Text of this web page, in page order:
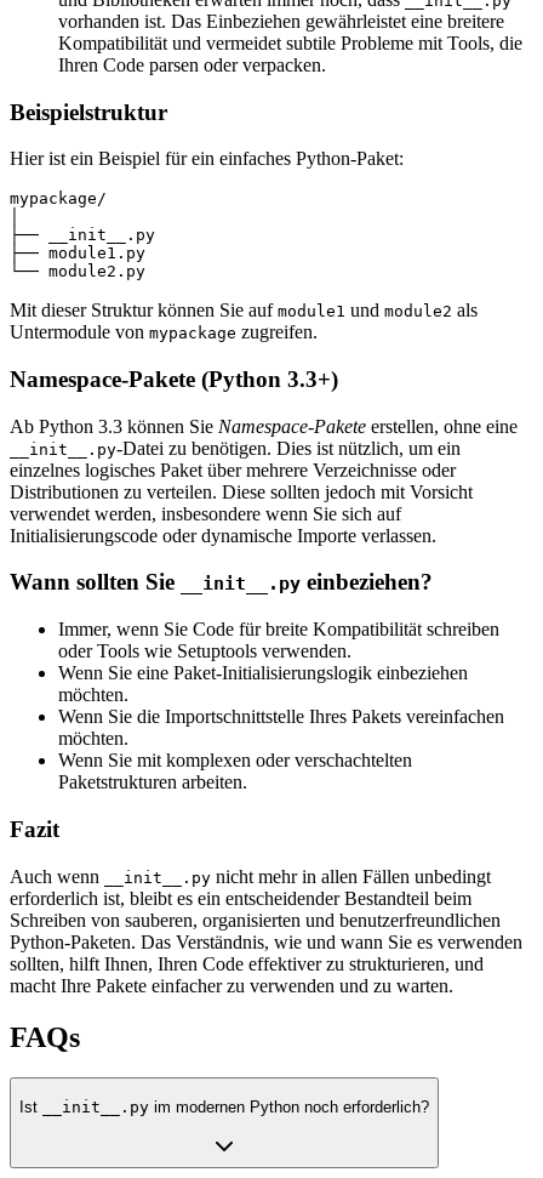
vorhanden ist. Das Einbeziehen gewährleistet eine breitere
Kompatibilität und vermeidet subtile Probleme mit Tools, die
Ihren Code parsen oder verpacken.
Beispielstruktur
Hier ist ein Beispiel für ein einfaches Python-Paket:
mypackage/
├── __init__.py
├── module1.py
Mit dieser Struktur können Sie auf module1 und module2 als
Untermodule von mypackage zugreifen.
Namespace-Pakete (Python 3.3+)
Ab Python 3.3 können Sie Namespace-Pakete erstellen, ohne eine
__init__.py-Datei zu benötigen. Dies ist nützlich, um ein
einzelnes logisches Paket über mehrere Verzeichnisse oder
Distributionen zu verteilen. Diese sollten jedoch mit Vorsicht
verwendet werden, insbesondere wenn Sie sich auf
Initialisierungscode oder dynamische Importe verlassen.
Wann sollten Sie __init__.py einbeziehen?
Immer, wenn Sie Code für breite Kompatibilität schreiben
oder Tools wie Setuptools verwenden.
Wenn Sie eine Paket-Initialisierungslogik einbeziehen
möchten.
Wenn Sie die Importschnittstelle Ihres Pakets vereinfachen
möchten.
Wenn Sie mit komplexen oder verschachtelten
Paketstrukturen arbeiten.
Fazit
Auch wenn __init__.py nicht mehr in allen Fällen unbedingt
erforderlich ist, bleibt es ein entscheidender Bestandteil beim
Schreiben von sauberen, organisierten und benutzerfreundlichen
Python-Paketen. Das Verständnis, wie und wann Sie es verwenden
sollten, hilft Ihnen, Ihren Code effektiver zu strukturieren, und
macht Ihre Pakete einfacher zu verwenden und zu warten.
FAQs
Ist __init__.py im modernen Python noch erforderlich?